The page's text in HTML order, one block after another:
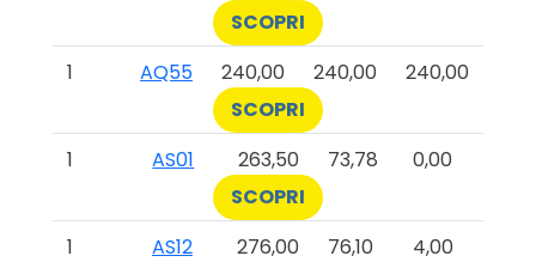
SCOPRI
1
AQ55 240,00 240,00
240,00
SCOPRI
1
AS01 263,50 73,78
0,00
SCOPRI
1
AS12 276,00 76,10
4,00